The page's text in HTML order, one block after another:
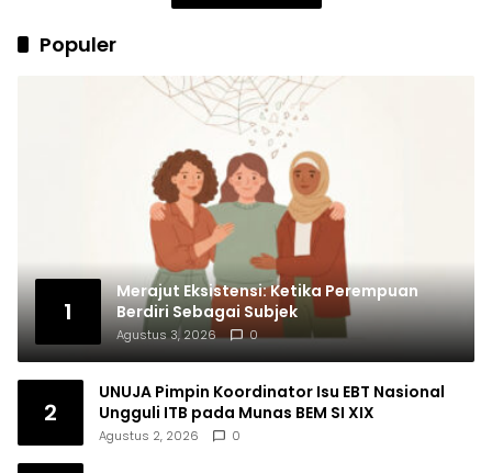
Populer
1
Merajut Eksistensi: Ketika Perempuan
Berdiri Sebagai Subjek
Agustus 3, 2026 0
2
UNUJA Pimpin Koordinator Isu EBT Nasional
Ungguli ITB pada Munas BEM SI XIX
Agustus 2, 2026 0